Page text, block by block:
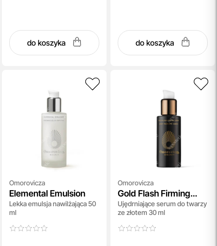
do koszyka do koszyka
Omorovicza
Elemental Emulsion
Lekka emulsja nawilżająca 50
ml
Omorovicza
Gold Flash Firming
Serum
Ujędrniające serum do twarzy
ze złotem 30 ml